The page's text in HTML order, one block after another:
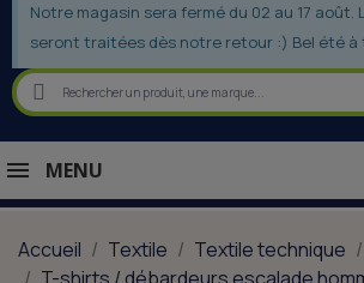
Notre magasin sera fermé du 02 au 17 août.
seront traitées dès notre retour :) Bel été à
MENU
Accueil Textile Textile technique